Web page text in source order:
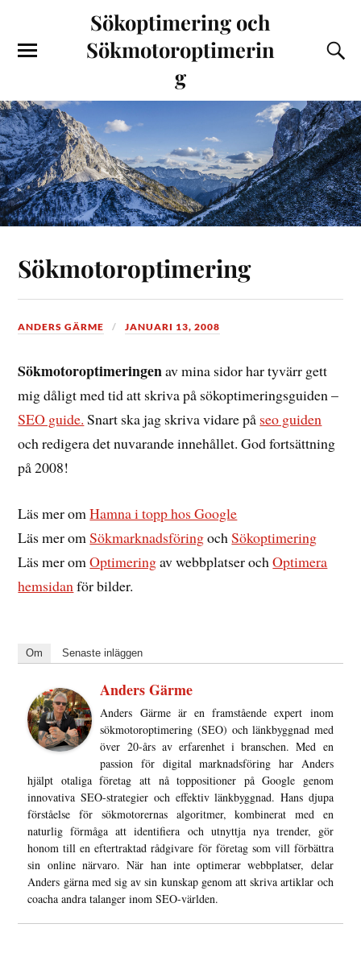
Sökoptimering och
Sökmotoroptimerin
g
Sökmotoroptimering
ANDERS GÄRME JANUARI 13, 2008
Sökmotoroptimeringenav mina sidor har tyvärr gett
mig dåligt med tid att skriva på sökoptimeringsguiden –
SEO guide. Snart ska jag skriva vidare på seo guiden
och redigera det nuvarande innehållet. God fortsättning
på 2008!
Läs mer omHamna i topp hos Google
Läs mer omSökmarknadsföringochSökoptimering
Läs mer omOptimeringav webbplatser ochOptimera
hemsidanför bilder.
Om Senaste inläggen
Anders Gärme
Anders Gärme är en framstående expert inom
sökmotoroptimering (SEO) och länkbyggnad med
över 20-års av erfarenhet i branschen. Med en
passion för digital marknadsföring har Anders
hjälpt otaliga företag att nå toppositioner på Google genom
innovativa SEO-strategier och effektiv länkbyggnad. Hans djupa
förståelse för sökmotorernas algoritmer, kombinerat med en
naturlig förmåga att identifiera och utnyttja nya trender, gör
honom till en eftertraktad rådgivare för företag som vill förbättra
sin online närvaro. När han inte optimerar webbplatser, delar
Anders gärna med sig av sin kunskap genom att skriva artiklar och
coacha andra talanger inom SEO-världen.